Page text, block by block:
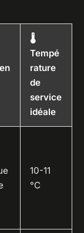
🌡️
Tempé
rature
de
service
idéale
10-11
°C